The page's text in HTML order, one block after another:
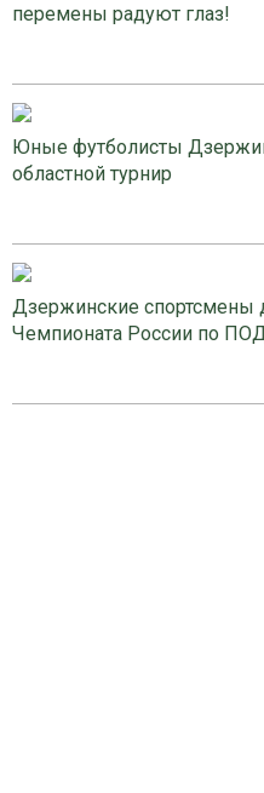
перемены радуют глаз!
Юные футболисты
областной турнир
Дзержинские спортсмены
Чемпионата России по